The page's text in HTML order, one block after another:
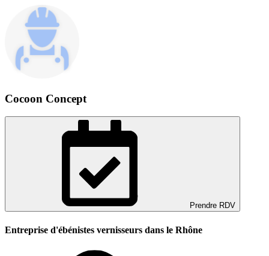
Cocoon Concept
Prendre RDV
Entreprise d'ébénistes vernisseurs dans le Rhône